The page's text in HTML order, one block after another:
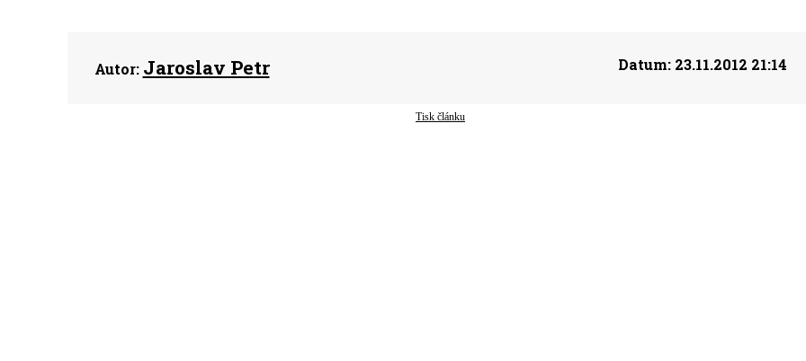
Autor: Jaroslav Petr Datum:23.11.2012 21:14
Tisk článku